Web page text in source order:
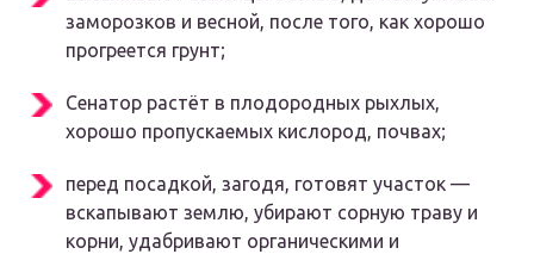
заморозков и весной, после того, как хорошо
прогреется грунт;
Сенатор растёт в плодородных рыхлых,
хорошо пропускаемых кислород, почвах;
перед посадкой, загодя, готовят участок —
вскапывают землю, убирают сорную траву и
корни, удабривают органическими и